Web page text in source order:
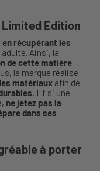
Edition
récupérant les
Ainsi, la
de cette matière
la marque réalise
matériaux afin de
Et si une
ne jetez pas la
dans ses
à porter